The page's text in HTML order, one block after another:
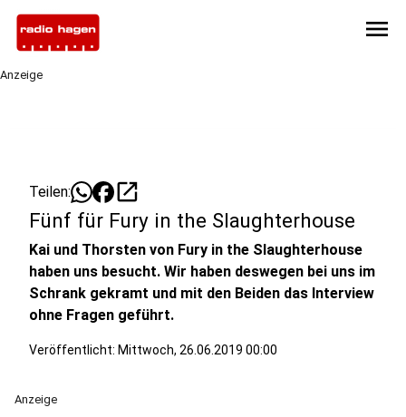
menu
Anzeige
Teilen: open_in_new
Fünf für Fury in the Slaughterhouse
Kai und Thorsten von Fury in the Slaughterhouse
haben uns besucht. Wir haben deswegen bei uns im
Schrank gekramt und mit den Beiden das Interview
ohne Fragen geführt.
Veröffentlicht: Mittwoch, 26.06.2019 00:00
Anzeige